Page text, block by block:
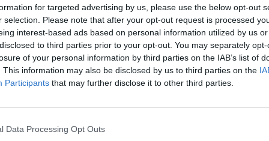
for targeted advertising by us, please use the below opt-out
selection. Please note that after your opt-out request is processed
interest-based ads based on personal information utilized by us
to third parties prior to your opt-out. You may separately
of your personal information by third parties on the IAB’s list of
This information may also be disclosed by us to third parties on the
Participants that may further disclose it to other third parties.
Data Processing Opt Outs
Γνωρίστε την εταιρεία μας
www.pistofidis-kataskeuastiki.gr
Τηλ.: 2331020656